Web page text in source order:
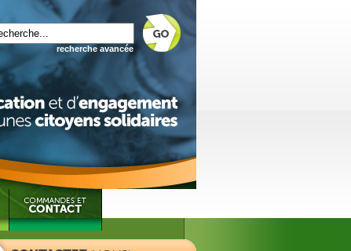
recherche avancée